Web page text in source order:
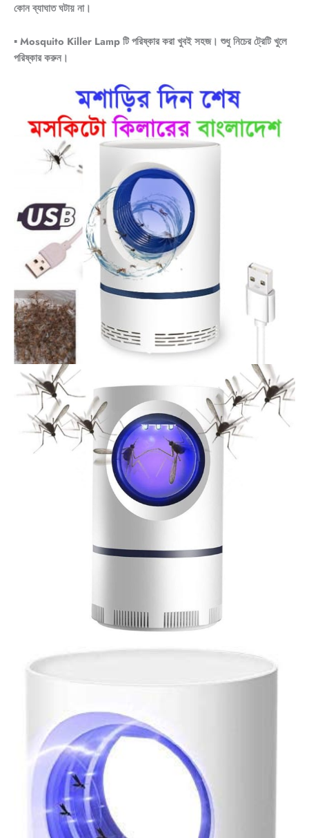
কোন ব্যাঘাত ঘটায় না।
▪ Mosquito Killer Lamp টি পরিষ্কার করা খুবই সহজ। শুধু নিচের ট্রেটি খুলে
পরিষ্কার করুন।